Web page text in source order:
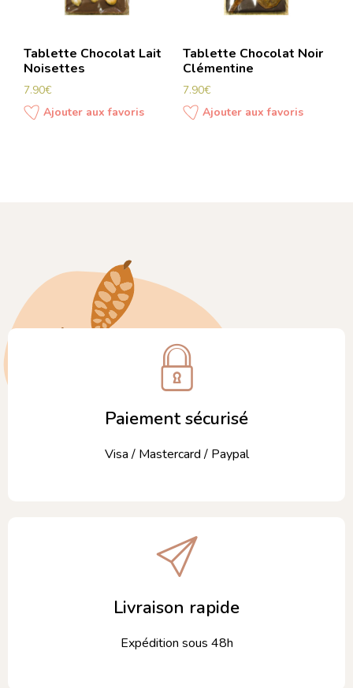
Tablette Chocolat Lait
Noisettes
7.90€
Ajouter aux favoris
Tablette Chocolat Noir
Clémentine
7.90€
Ajouter aux favoris
Paiement sécurisé
Visa / Mastercard / Paypal
Livraison rapide
Expédition sous 48h